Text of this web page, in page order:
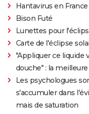
Hantavirus en France
Bison Futé
Lunettes pour
Carte de l'éclipse
"Appliquer ce liquide
douche" : la
Les psychologues
s'accumuler dans
mais de saturation